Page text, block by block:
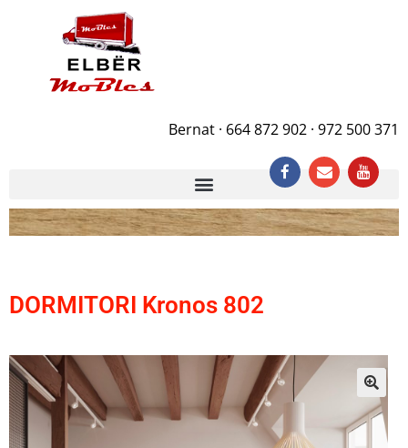
Bernat · 664 872 902 · 972 500 371
DORMITORI Kronos 802